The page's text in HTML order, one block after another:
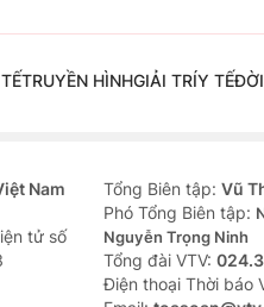
TRUYỀN HÌNHGIẢI TRÍY TẾ
Nam
tử số
Tổng Biên tập: Vũ
Phó Tổng Biên tập:
Nguyễn Trọng Ninh
Tổng đài VTV:
Ðiện thoại Thời báo